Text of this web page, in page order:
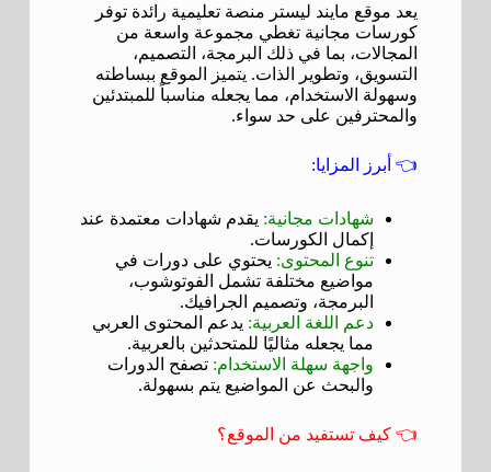
يعد موقع مايند ليستر منصة تعليمية رائدة توفر
كورسات مجانية تغطي مجموعة واسعة من
المجالات، بما في ذلك البرمجة، التصميم،
التسويق، وتطوير الذات. يتميز الموقع ببساطته
وسهولة الاستخدام، مما يجعله مناسباً للمبتدئين
والمحترفين على حد سواء.
👈 أبرز المزايا:
شهادات مجانية: يقدم شهادات معتمدة عند
إكمال الكورسات.
تنوع المحتوى: يحتوي على دورات في
مواضيع مختلفة تشمل الفوتوشوب،
البرمجة، وتصميم الجرافيك.
دعم اللغة العربية: يدعم المحتوى العربي
مما يجعله مثاليًا للمتحدثين بالعربية.
واجهة سهلة الاستخدام: تصفح الدورات
والبحث عن المواضيع يتم بسهولة.
👈 كيف تستفيد من الموقع؟